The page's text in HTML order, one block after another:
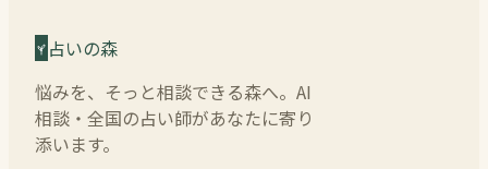
占いの森
悩みを、そっと相談できる森へ。AI
相談・全国の占い師があなたに寄り
添います。